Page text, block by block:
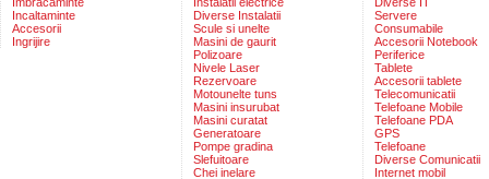
Incaltaminte
Accesorii
Ingrijire
Diverse Instalatii
Scule si unelte
Masini de gaurit
Polizoare
Nivele Laser
Rezervoare
Motounelte tuns
Masini insurubat
Masini curatat
Generatoare
Pompe gradina
Slefuitoare
Chei inelare
Servere
Consumabile
Accesorii Notebook
Periferice
Tablete
Accesorii tablete
Telecomunicatii
Telefoane Mobile
Telefoane PDA
GPS
Telefoane
Diverse Comunicatii
Internet mobil